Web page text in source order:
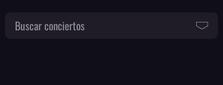
Buscar conciertos